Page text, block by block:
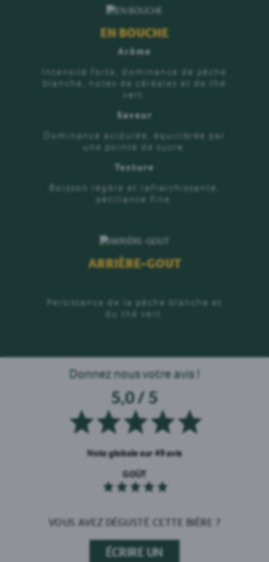
EN BOUCHE
Arôme
Intensité forte, dominance de pêche
blanche, notes de céréales et de thé
vert.
Saveur
Dominance acidulée, équilibrée par
une pointe de sucre.
Texture
Boisson légère et rafraîchissante,
pétillance fine.
ARRIÈRE-GOUT
Persistance de la pêche blanche et
du thé vert.
Donnez nous votre avis !
5,0 / 5
Note globale sur 49 avis
GOÛT
VOUS AVEZ DÉGUSTÉ CETTE BIÈRE ?
ÉCRIRE UN